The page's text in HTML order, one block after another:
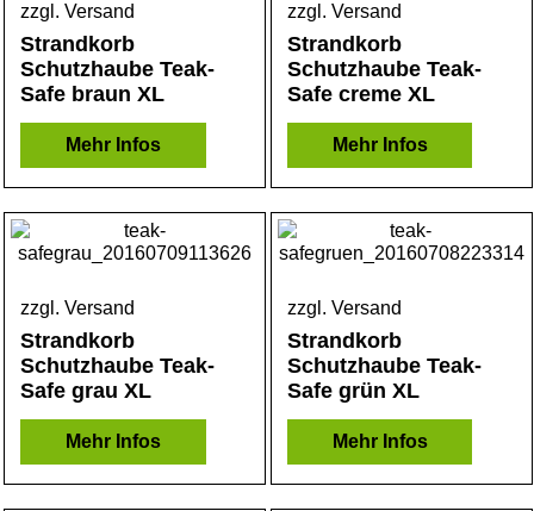
zzgl. Versand
Strandkorb
Schutzhaube Teak-
Safe braun XL
Mehr Infos
zzgl. Versand
Strandkorb
Schutzhaube Teak-
Safe creme XL
Mehr Infos
zzgl. Versand
Strandkorb
Schutzhaube Teak-
Safe grau XL
Mehr Infos
zzgl. Versand
Strandkorb
Schutzhaube Teak-
Safe grün XL
Mehr Infos